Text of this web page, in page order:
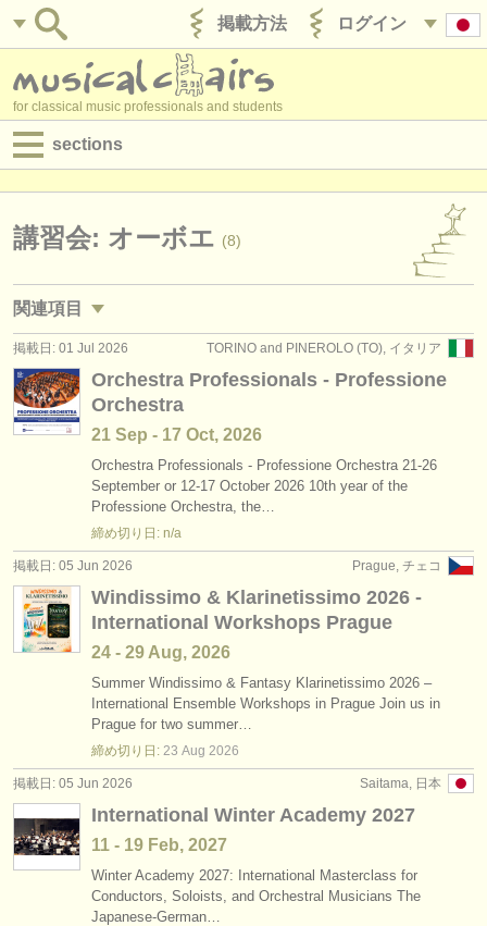
ログイン
掲載方法
for classical music professionals and students
sections
求人情報 (演奏関係の職)
求人情報 (管理者関連の職)
degree courses
講習会
コンクール
楽器の販売
盗まれた楽器
ディレクトリー:
オーケストラ
音楽学校
ユース オーケストラ
musicalchairs:
musicalchairsについて
お問い合わせ
rss feeds
講習会: オーボエ (8)
関連項目
求人情報 (演奏関係の職): オーボエ (16)
求人情報 (教育関連の職): オーボエ
degree courses: baroque oboe
コンクール: オーボエ (5)
楽器の販売: オーボエ (19)
盗まれた楽器: オーボエ (87)
TORINO and PINEROLO (TO), イタリア
掲載日: 01 Jul 2026
Orchestra Professionals - Professione
Orchestra
21 Sep - 17 Oct, 2026
Orchestra Professionals - Professione Orchestra 21-26
September or 12-17 October 2026 10th year of the
Professione Orchestra, the…
締め切り日: n/a
Prague, チェコ
掲載日: 05 Jun 2026
Windissimo & Klarinetissimo 2026 -
International Workshops Prague
24 - 29 Aug, 2026
Summer Windissimo & Fantasy Klarinetissimo 2026 –
International Ensemble Workshops in Prague Join us in
Prague for two summer…
締め切り日: 23 Aug 2026
Saitama, 日本
掲載日: 05 Jun 2026
International Winter Academy 2027
11 - 19 Feb, 2027
Winter Academy 2027: International Masterclass for
Conductors, Soloists, and Orchestral Musicians The
Japanese-German…